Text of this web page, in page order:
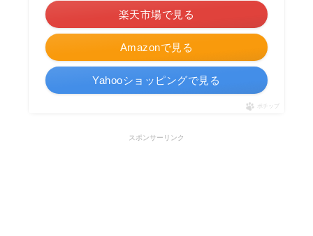
Amazonで見る
楽天市場で見る
Yahooショッピングで見る
ポチップ
スポンサーリンク